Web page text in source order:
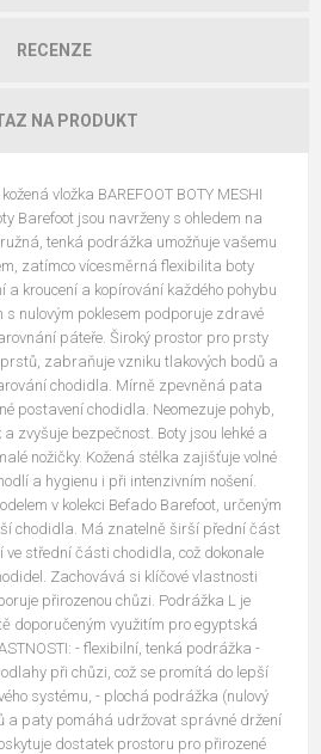
RECENZE
NA PRODUKT
vložka BAREFOOT BOTY MESHI
Barefoot jsou navrženy s ohledem na
tenká podrážka umožňuje vašemu
zatímco vícesměrná flexibilita boty
a kroucení a kopírování každého pohybu
nulovým poklesem podporuje zdravé
páteře. Široký prostor pro prsty
zabraňuje vzniku tlakových bodů a
chodidla. Mírně zpevněná pata
postavení chodidla. Neomezuje pohyb,
zvyšuje bezpečnost. Boty jsou lehké a
nožičky. Kožená stélka zajišťuje volné
a hygienu i při intenzivním nošení.
v kolekci Befado Barefoot, určeným
chodidla. Má znatelně širší přední část
střední části chodidla, což dokonale
Zachovává si klíčové vlastnosti
přirozenou chůzi. Podrážka L je
doporučeným využitím pro egyptská
- flexibilní, tenká podrážka -
při chůzi, což se promítá do lepší
systému, - plochá podrážka (nulový
a paty pomáhá udržovat správné držení
dostatek prostoru pro přirozené